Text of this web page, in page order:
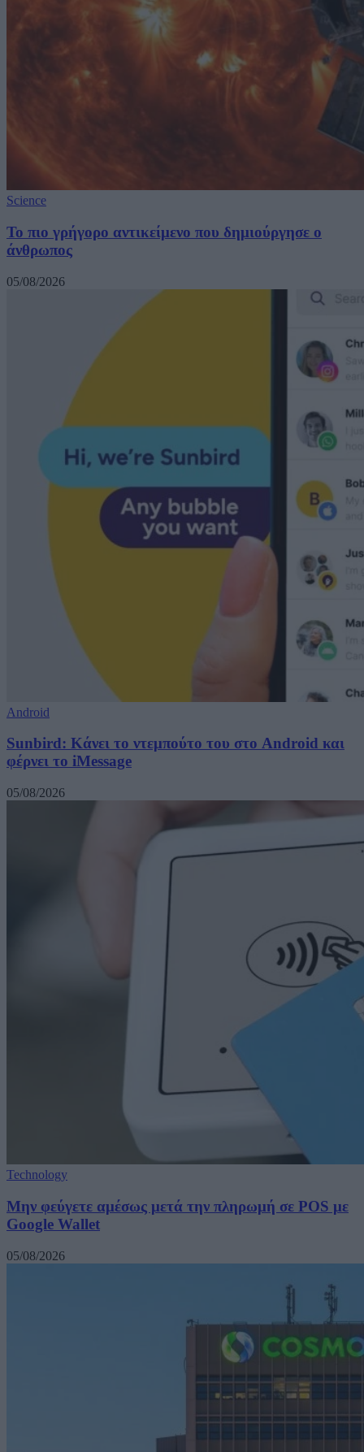
Science
Το πιο γρήγορο αντικείμενο που δημιούργησε ο
άνθρωπος
05/08/2026
Android
Sunbird: Κάνει το ντεμπούτο του στο Android και
φέρνει το iMessage
05/08/2026
Technology
Μην φεύγετε αμέσως μετά την πληρωμή σε POS με
Google Wallet
05/08/2026